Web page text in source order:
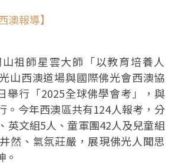
澳報導】
祖師星雲大師「以教育培養人
山西澳道場與國際佛光會西澳協
舉行「2025全球佛學會考」，與
。今年西澳區共有124人報考，分
英文組5人、童軍團42人及兒童組
然、氣氛莊嚴，展現佛光人聞思
。